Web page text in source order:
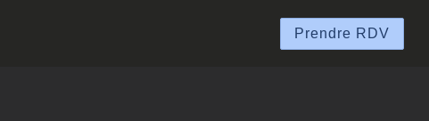
Prendre RDV